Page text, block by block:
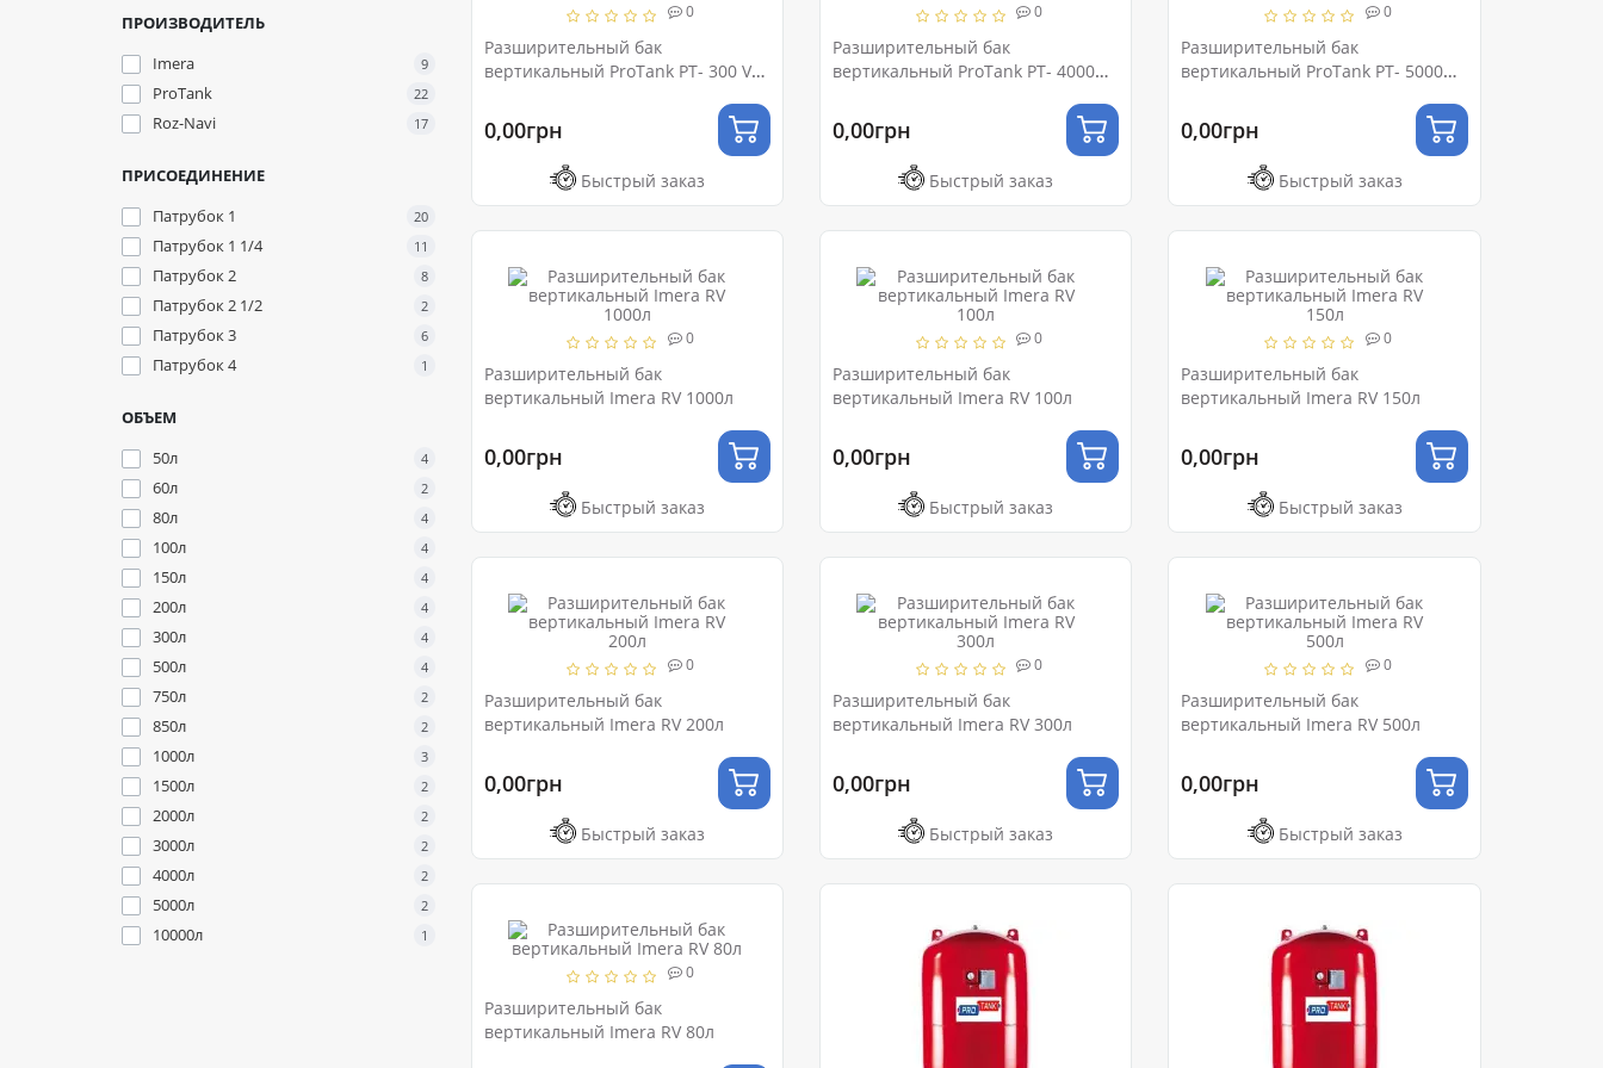
ПРОИЗВОДИТЕЛЬ
Imera
9
ProTank 22
Roz-Navi 17
ПРИСОЕДИНЕНИЕ
Патрубок 1
20
Патрубок 1 1/4 11
Патрубок 2 8
Патрубок 2 1/2 2
Патрубок 3 6
Патрубок 4 1
ОБЪЕМ
50л
4
60л 2
80л 4
100л 4
150л 4
200л 4
300л 4
500л 4
750л 2
850л 2
1000л 3
1500л 2
2000л 2
3000л 2
4000л 2
5000л 2
10000л 1
0
Разширительный бак
вертикальный ProTank PT- 300 VM
0,00грн
Быстрый заказ
0
Разширительный бак
вертикальный ProTank PT- 4000
манометром)
0,00грн
Быстрый заказ
0
Разширительный бак
вертикальный ProTank PT- 5000
манометром)
0,00грн
Быстрый заказ
0
Разширительный бак
вертикальный Imera RV 1000л
0,00грн
Быстрый заказ
0
Разширительный бак
вертикальный Imera RV 100л
0,00грн
Быстрый заказ
0
Разширительный бак
вертикальный Imera RV 150л
0,00грн
Быстрый заказ
0
Разширительный бак
вертикальный Imera RV 200л
0,00грн
Быстрый заказ
0
Разширительный бак
вертикальный Imera RV 300л
0,00грн
Быстрый заказ
0
Разширительный бак
вертикальный Imera RV 500л
0,00грн
Быстрый заказ
0
Разширительный бак
вертикальный Imera RV 80л